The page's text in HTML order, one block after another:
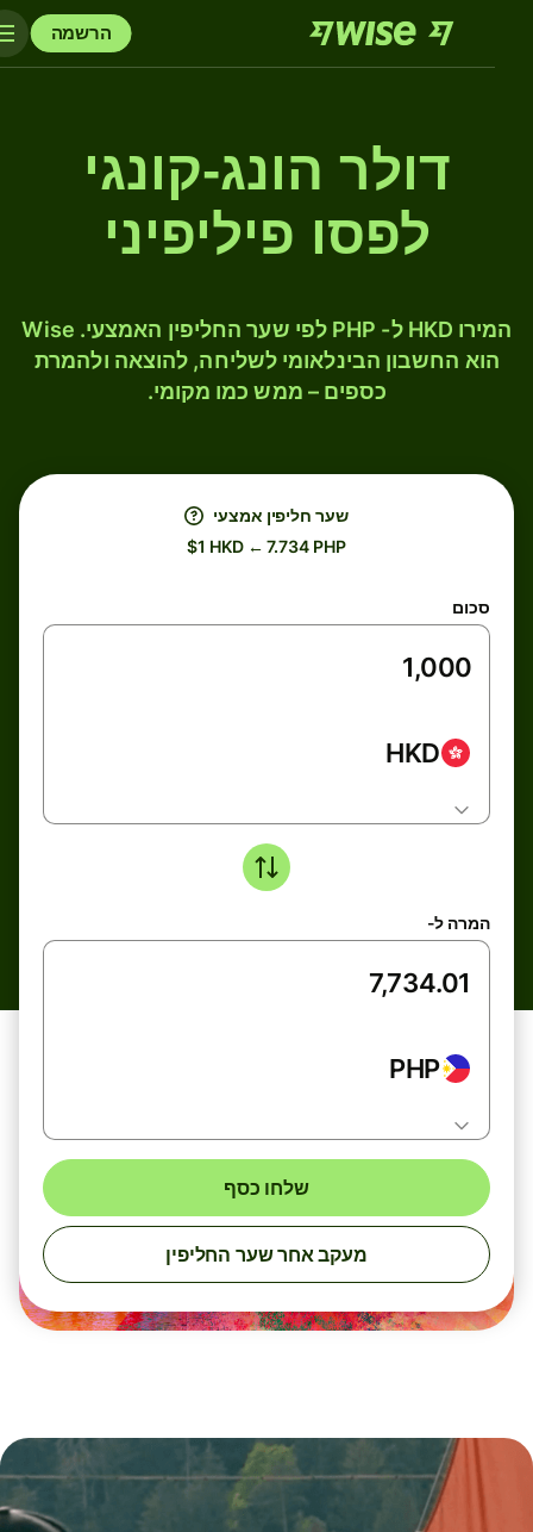
הרשמה
דולר הונג-קונגי
לפסו פיליפיני
המירו HKD ל- PHP לפי שער החליפין האמצעי. Wise
הוא החשבון הבינלאומי לשליחה, להוצאה ולהמרת
כספים – ממש כמו מקומי.
שער חליפין אמצעי
$1 HKD ← 7.734 PHP
סכום
HKD
המרה ל-
PHP
שלחו כסף
מעקב אחר שער החליפין